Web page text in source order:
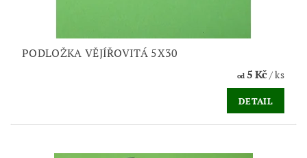
PODLOŽKA VĚJÍŘOVITÁ 5X30
od5 Kč/ ks
DETAIL